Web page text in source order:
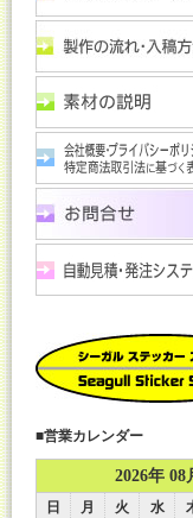
■営業カレンダー
2026年 08
日 月 火 水